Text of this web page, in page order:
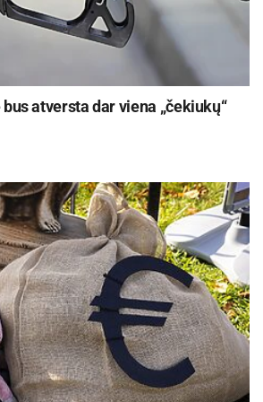
- +
vėjo malūnėlius“ bus
atversta dar viena „čekiukų“